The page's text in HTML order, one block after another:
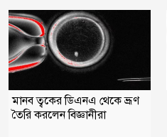
মানব ত্বকের ডিএনএ থেকে ভ্রূণ
তৈরি করলেন বিজ্ঞানীরা